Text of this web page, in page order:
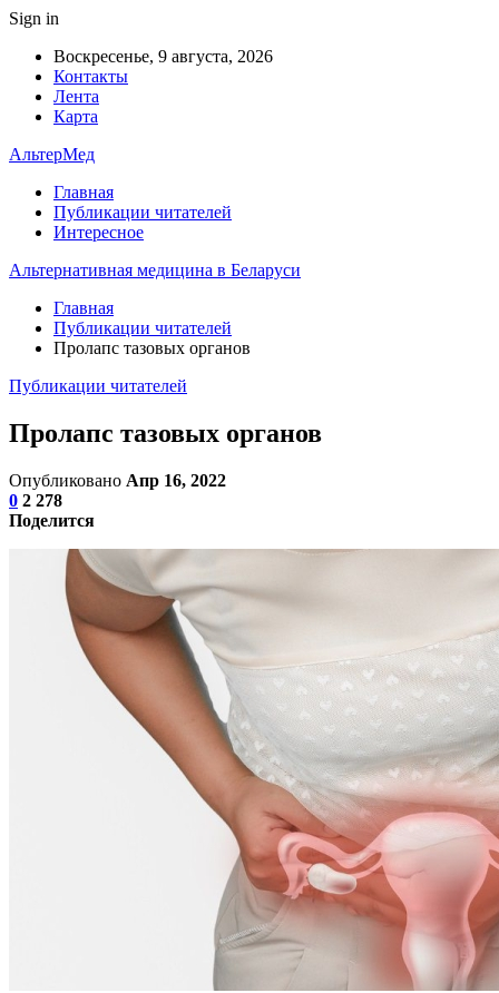
Sign in
Воскресенье, 9 августа, 2026
Контакты
Лента
Карта
АльтерМед
Главная
Публикации читателей
Интересное
Альтернативная медицина в Беларуси
Главная
Публикации читателей
Пролапс тазовых органов
Публикации читателей
Пролапс тазовых органов
Опубликовано Апр 16, 2022
0 2 278
Поделится